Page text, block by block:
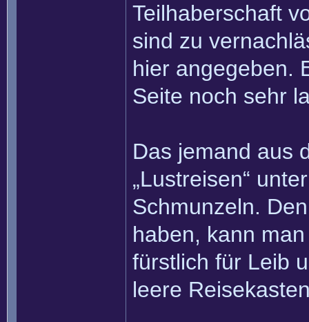
Teilhaberschaft
sind zu
hier angegeben.
Seite noch sehr
Das jemand aus
„Lustreisen“
Schmunzeln.
haben, kann
fürstlich für Leib
leere